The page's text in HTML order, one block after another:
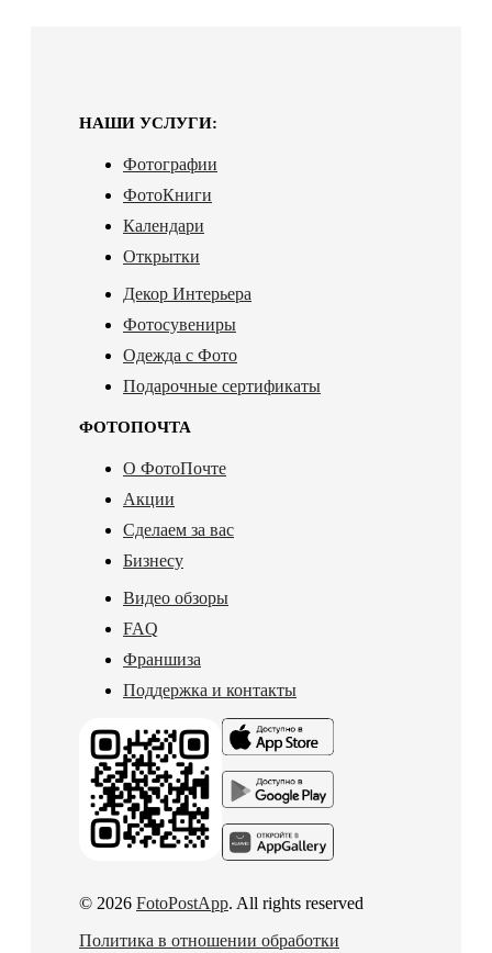
НАШИ УСЛУГИ:
Фотографии
ФотоКниги
Календари
Открытки
Декор Интерьера
Фотосувениры
Одежда с Фото
Подарочные сертификаты
ФОТОПОЧТА
О ФотоПочте
Акции
Сделаем за вас
Бизнесу
Видео обзоры
FAQ
Франшиза
Поддержка и контакты
© 2026 FotoPostApp. All rights reserved
Политика в отношении обработки